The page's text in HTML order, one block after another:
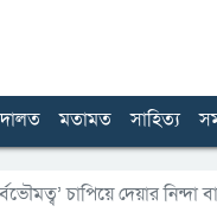
মতামত সাহিত্য
চাপিয়ে দেয়ার নিন্দা